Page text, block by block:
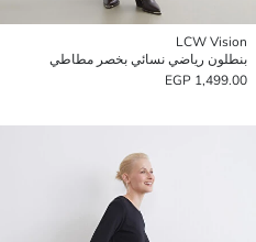
LCW Vision
بنطلون رياضي نسائي بخصر مطاطي
1,499.00 EGP